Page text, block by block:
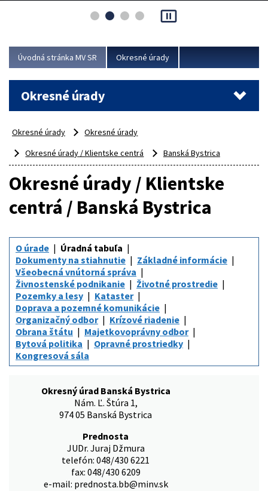
asociácie poisťovní (SLASPO) a Ministerstva vnútra SR.
Viac
pause_presentation
Úvodná stránka MV SR Okresné úrady
Okresné úrady
Okresné úrady
Okresné úrady
Okresné úrady / Klientske centrá
Banská Bystrica
Okresné úrady / Klientske
centrá / Banská Bystrica
O úrade
Úradná tabuľa
Dokumenty na stiahnutie
Základné informácie
Všeobecná vnútorná správa
Živnostenské podnikanie
Životné prostredie
Pozemky a lesy
Kataster
Doprava a pozemné komunikácie
Organizačný odbor
Krízové riadenie
Obrana štátu
Majetkovoprávny odbor
Bytová politika
Opravné prostriedky
Kongresová sála
Okresný úrad Banská Bystrica
Nám. Ľ. Štúra 1,
974 05 Banská Bystrica
Prednosta
JUDr. Juraj Džmura
telefón: 048/430 6221
fax: 048/430 6209
e-mail: prednosta.bb@minv.sk